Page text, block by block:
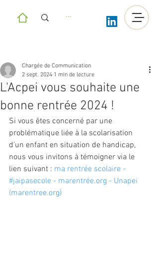
L'Acpei vous souhaite une
bonne rentrée 2024 !
Chargée de Communication
2 sept. 2024 1 min de lecture
Si vous êtes concerné par une
problématique liée à la scolarisation
d'un enfant en situation de handicap,
nous vous invitons à témoigner via le
lien suivant : ma rentrée scolaire -
#jaipasecole - marentrée.org - Unapei
(marentree.org)